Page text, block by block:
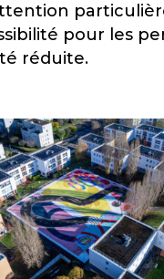
pour les
réduite.